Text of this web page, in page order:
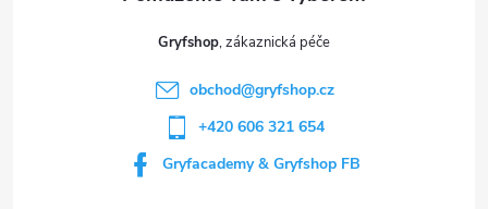
Gryfshop
obchod@gryfshop.cz
+420 606 321 654
Gryfacademy & Gryfshop FB